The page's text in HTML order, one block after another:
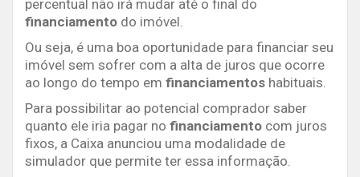
percentual não irá mudar até o final do
financiamento do imóvel.
Ou seja, é uma boa oportunidade para financiar seu
imóvel sem sofrer com a alta de juros que ocorre
ao longo do tempo em financiamentos habituais.
Para possibilitar ao potencial comprador saber
quanto ele iria pagar no financiamento com juros
fixos, a Caixa anunciou uma modalidade de
simulador que permite ter essa informação.